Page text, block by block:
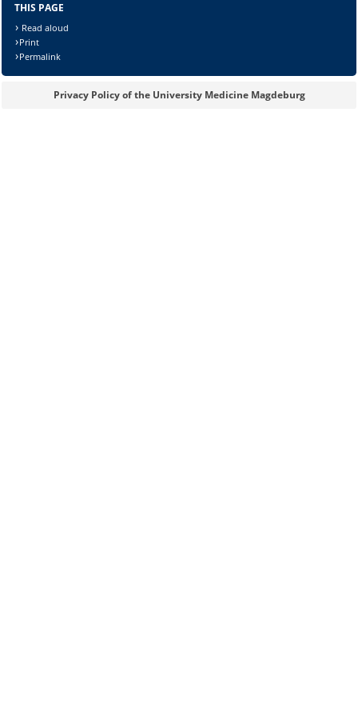
Sicherheitsabfrage:
THIS PAGE
Read aloud
Print
Permalink
Privacy Policy of the University Medicine Magdeburg